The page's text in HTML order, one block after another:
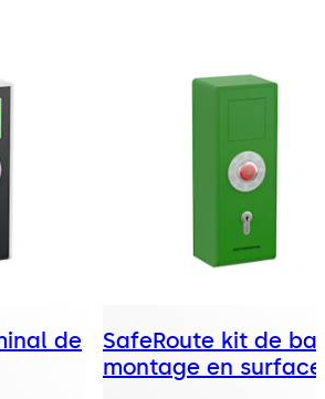
de
SafeRoute kit de
montage en surface